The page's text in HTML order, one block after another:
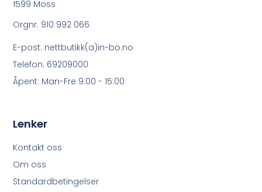
Lenker
Kontakt oss
Om oss
Standardbetingelser
1599 Moss
Orgnr. 910 992 066
E-post: nettbutikk(a)in-bo.no
Telefon: 69209000
Åpent: Man-Fre 9:00 - 15:00